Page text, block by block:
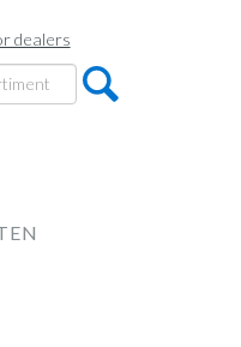
dealers